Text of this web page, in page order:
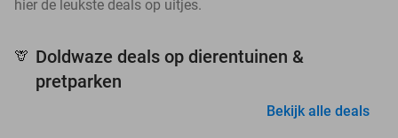
hier de leukste deals op uitjes.
🦒 Doldwaze deals op dierentuinen &
pretparken
Bekijk alle deals